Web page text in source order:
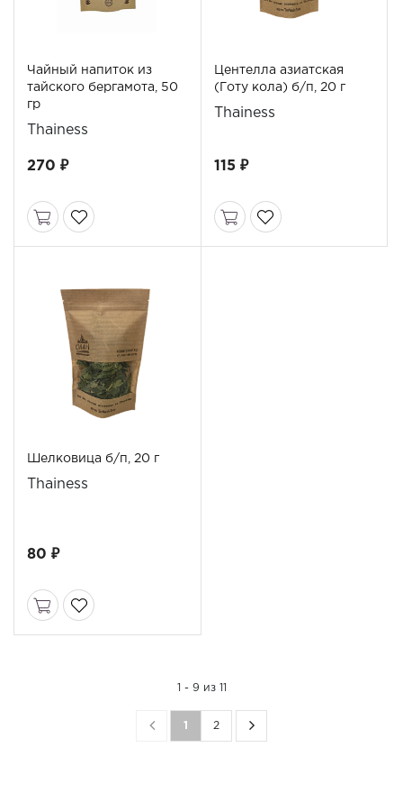
Чайный напиток из
тайского бергамота, 50
гр
Thainess
270 ₽
Центелла азиатская
(Готу кола) б/п, 20 г
Thainess
115 ₽
Шелковица б/п, 20 г
Thainess
80 ₽
1 - 9 из 11
1 2